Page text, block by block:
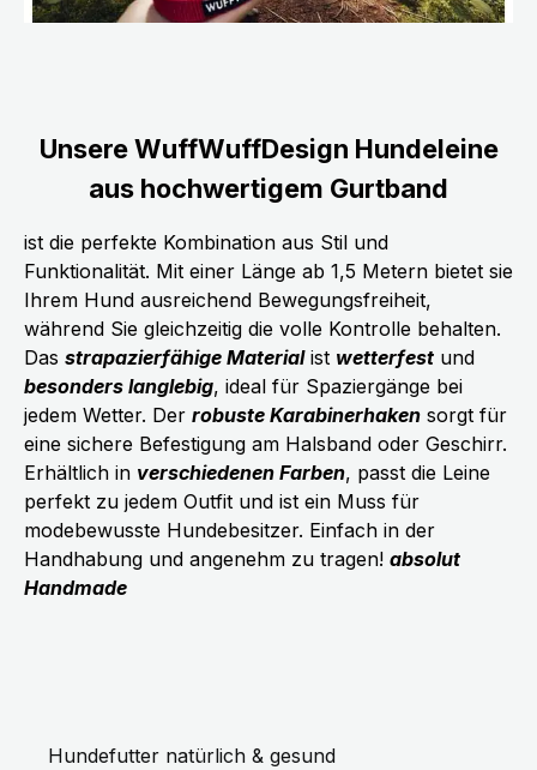
Unsere WuffWuffDesign Hundeleine
aus hochwertigem Gurtband
ist die perfekte Kombination aus Stil und
Funktionalität. Mit einer Länge ab 1,5 Metern bietet sie
Ihrem Hund ausreichend Bewegungsfreiheit,
während Sie gleichzeitig die volle Kontrolle behalten.
Das strapazierfähige Materialist wetterfest und
besonders langlebig, ideal für Spaziergänge bei
jedem Wetter. Der robuste Karabinerhaken sorgt für
eine sichere Befestigung am Halsband oder Geschirr.
Erhältlich in verschiedenen Farben, passt die Leine
perfekt zu jedem Outfit und ist ein Muss für
modebewusste Hundebesitzer. Einfach in der
Handhabung und angenehm zu tragen! absolut
Handmade
Hundefutter natürlich & gesund